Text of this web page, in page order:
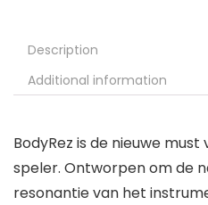
Description
Additional information
BodyRez is de nieuwe
speler. Ontworpen om de
resonantie van het